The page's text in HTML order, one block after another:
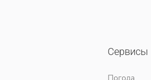
Сервисы